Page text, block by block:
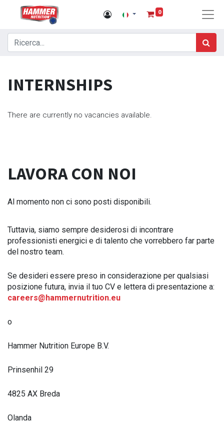
0
INTERNSHIPS
There are currently no vacancies available.
LAVORA CON NOI
Al momento non ci sono posti disponibili.
Tuttavia, siamo sempre desiderosi di incontrare
professionisti energici e di talento che vorrebbero far parte
del nostro team.
Se desideri essere preso in considerazione per qualsiasi
posizione futura, invia il tuo CV e lettera di presentazione a:
careers@hammernutrition.eu
o
Hammer Nutrition Europe B.V.
Prinsenhil 29
4825 AX Breda
Olanda